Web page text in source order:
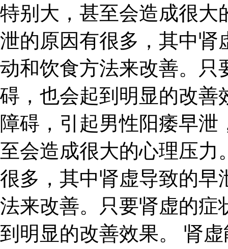
特别大，甚至会造成很大
泄的原因有很多，其中肾
动和饮食方法来改善。只
碍，也会起到明显的改善
障碍，引起男性阳痿早
至会造成很大的心理压力
很多，其中肾虚导致的早
法来改善。只要肾虚的症
到明显的改善效果。 肾